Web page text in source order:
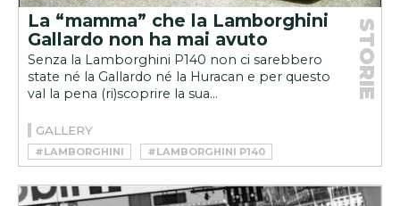
La “mamma” che la Lamborghini
Gallardo non ha mai avuto
Senza la Lamborghini P140 non ci sarebbero
state né la Gallardo né la Huracan e per questo
val la pena (ri)scoprire la sua...
STORIE
GALLERY
#LAMBORGHINI #LAMBORGHINI P140